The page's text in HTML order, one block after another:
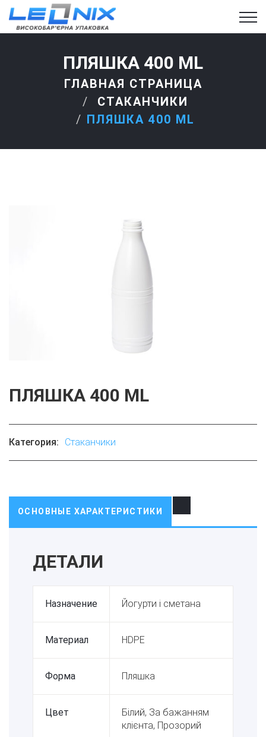
ПЛЯШКА 400 ML
ГЛАВНАЯ СТРАНИЦА
СТАКАНЧИКИ
ПЛЯШКА 400 ML
ПЛЯШКА 400 ML
Категория: Стаканчики
ОСНОВНЫЕ ХАРАКТЕРИСТИКИ
ДЕТАЛИ
Назначение Йогурти і сметана
Материал HDPE
Форма Пляшка
Цвет
Білий, За бажанням
клієнта, Прозорий